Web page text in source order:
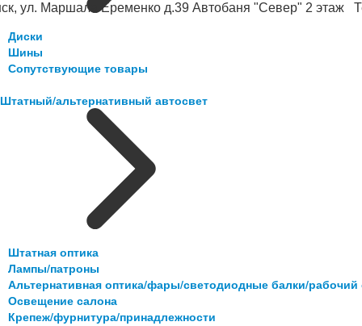
ул. Маршала Еременко д.39 Автобаня "Север" 2 этаж
Диски
Шины
Сопутствующие товары
Штатный/альтернативный автосвет
Штатная оптика
Лампы/патроны
Альтернативная оптика/фары/светодиодные балки/рабочий
Освещение салона
Крепеж/фурнитура/принадлежности